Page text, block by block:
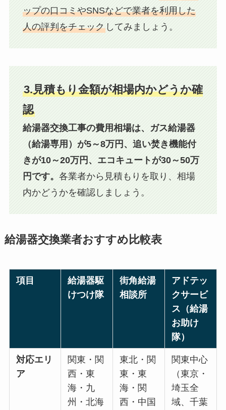
ップの口コミやSNSなどで業者を利用した
人の評判をチェックしてみましょう。
3.見積もり金額が相場内かどうか確
認
給湯器交換工事の費用相場は、ガス給湯器
（給湯専用）が5～8万円、追い焚き機能付
きが10～20万円、エコキュートが30～50万
円です。 各業者から見積もりを取り、相場
内かどうかを確認しましょう。
給湯器交換業者おすすめ比較表
項目
給湯器駆
けつけ隊
街角給湯
相談所
アドテッ
クサービ
ス（給湯
お助け
隊）
対応エリ
ア
関東・関
西・東
海・九
州・北海
東北・関
東・東
海・関
西・中国
関東中心
（東京・
埼玉全
域、千葉